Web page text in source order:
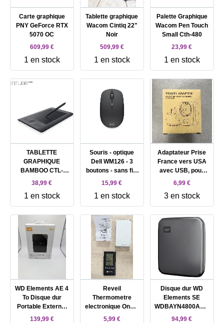
Carte graphique
PNY GeForce RTX
5070 OC
609,99 €
1 en stock
Tablette graphique
Wacom Cintiq 22"
Noir
509,99 €
1 en stock
Palette Graphique
Wacom Pen Touch
Small Cth-480
23,99 €
1 en stock
TABLETTE
GRAPHIQUE
BAMBOO CTL-
470K-FR
38,99 €
1 en stock
Souris - optique
Dell WM126 - 3
boutons - sans fil -
RF - récepteur
Inspiron 7790;
Latitude 33XX,
34XX, 35XX;
OptiPlex 30XX;
Vostro 34XX, 35XX,
3671, 54XX
15,99 €
1 en stock
Adaptateur Prise
France vers USA
avec USB, pour
Canada
Mexique Thailande
Dominicaine, Type
B
6,99 €
3 en stock
WD Elements AE 4
To Disque dur
Portable Externe,
SuperSpeed USB
139,99 €
Reveil
Thermometre
electronique Onkai
Afibel EL-768 - à
5,99 €
Disque dur WD
Elements SE
WDBAYN4800ABK
- SSD - 480 Go -
94,99 €